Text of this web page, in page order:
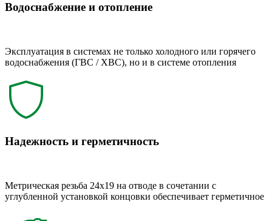
Водоснабжение и отопление
Эксплуатация в системах не только холодного или горячего
водоснабжения (ГВС / ХВС), но и в системе отопления
Надежность и герметичность
Метрическая резьба 24x19 на отводе в сочетании с
углубленной установкой концовки обеспечивает герметичное